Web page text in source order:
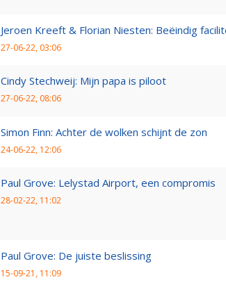
Jeroen Kreeft & Florian Niesten: Beëindig
27-06-22, 03:06
Cindy Stechweij: Mijn papa is piloot
27-06-22, 08:06
Simon Finn: Achter de wolken schijnt de zon
24-06-22, 12:06
Paul Grove: Lelystad Airport, een compromis
28-02-22, 11:02
Paul Grove: De juiste beslissing
15-09-21, 11:09